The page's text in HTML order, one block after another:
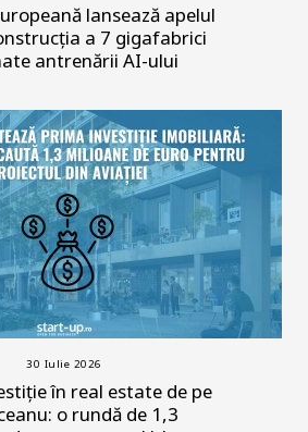
lansează apelul
a 7 gigafabrici
antrenării AI-ului
30 Iulie 2026
în real estate de pe
o rundă de 1,3